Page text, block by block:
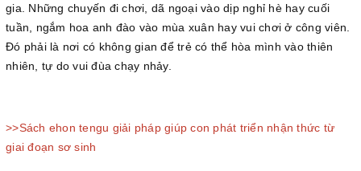
gia. Những chuyến đi chơi, dã ngoại vào dịp nghỉ hè hay cuối
tuần, ngắm hoa anh đào vào mùa xuân hay vui chơi ở công viên.
Đó phải là nơi có không gian để trẻ có thể hòa mình vào thiên
nhiên, tự do vui đùa chạy nhảy.
>>Sách ehon tengu giải pháp giúp con phát triển nhận thức từ
giai đoạn sơ sinh